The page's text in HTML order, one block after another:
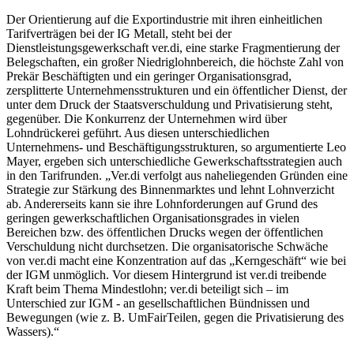
Der Orientierung auf die Exportindustrie mit ihren einheitlichen
Tarifverträgen bei der IG Metall, steht bei der
Dienstleistungsgewerkschaft ver.di, eine starke Fragmentierung der
Belegschaften, ein großer Niedriglohnbereich, die höchste Zahl von
Prekär Beschäftigten und ein geringer Organisationsgrad,
zersplitterte Unternehmensstrukturen und ein öffentlicher Dienst, der
unter dem Druck der Staatsverschuldung und Privatisierung steht,
gegenüber. Die Konkurrenz der Unternehmen wird über
Lohndrückerei geführt. Aus diesen unterschiedlichen
Unternehmens- und Beschäftigungsstrukturen, so argumentierte Leo
Mayer, ergeben sich unterschiedliche Gewerkschaftsstrategien auch
in den Tarifrunden. „Ver.di verfolgt aus naheliegenden Gründen eine
Strategie zur Stärkung des Binnenmarktes und lehnt Lohnverzicht
ab. Andererseits kann sie ihre Lohnforderungen auf Grund des
geringen gewerkschaftlichen Organisationsgrades in vielen
Bereichen bzw. des öffentlichen Drucks wegen der öffentlichen
Verschuldung nicht durchsetzen. Die organisatorische Schwäche
von ver.di macht eine Konzentration auf das „Kerngeschäft“ wie bei
der IGM unmöglich. Vor diesem Hintergrund ist ver.di treibende
Kraft beim Thema Mindestlohn; ver.di beteiligt sich – im
Unterschied zur IGM - an gesellschaftlichen Bündnissen und
Bewegungen (wie z. B. UmFairTeilen, gegen die Privatisierung des
Wassers).“